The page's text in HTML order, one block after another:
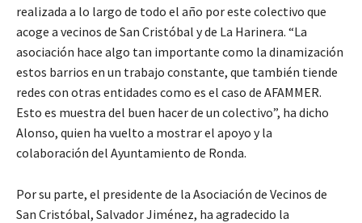
realizada a lo largo de todo el año por este colectivo que
acoge a vecinos de San Cristóbal y de La Harinera. “La
asociación hace algo tan importante como la dinamización
estos barrios en un trabajo constante, que también tiende
redes con otras entidades como es el caso de AFAMMER.
Esto es muestra del buen hacer de un colectivo”, ha dicho
Alonso, quien ha vuelto a mostrar el apoyo y la
colaboración del Ayuntamiento de Ronda.
Por su parte, el presidente de la Asociación de Vecinos de
San Cristóbal, Salvador Jiménez, ha agradecido la